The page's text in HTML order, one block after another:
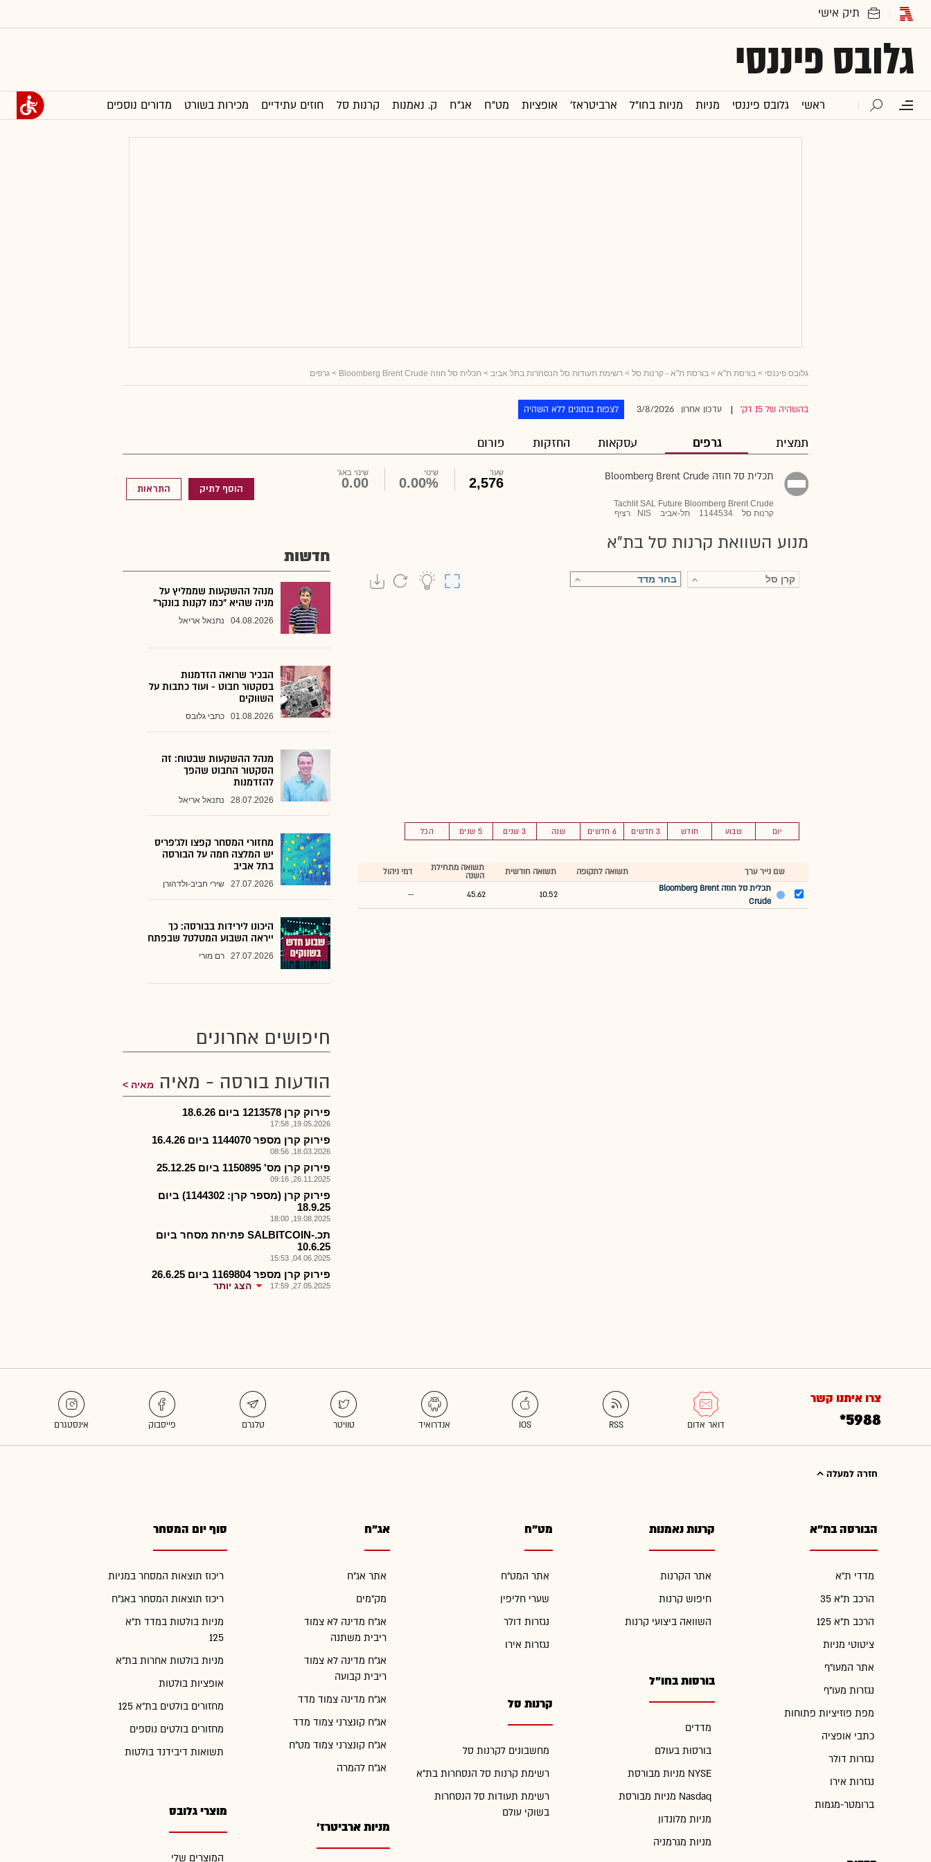
גלובס פיננסי
ראשי גלובס פיננסי מניות מניות בחו"ל ארביטראז' אופציות מט"ח אג"ח ק. נאמנות קרנות סל חוזים עתידיים מכירות בשורט מדורים נוספים
גלובס פיננסי > בורסת ת"א > בורסת ת"א - קרנות סל > רשימת תעודות סל הנסחרות בתל אביב > תכלית סל חוזה Bloomberg Brent Crude > גרפים
בהשהיה של 15 דק' עדכון אחרון 3/8/2026 לצפות בנתונים ללא השהיה
תמצית גרפים עסקאות החזקות פורום
תכלית סל חוזה Bloomberg Brent Crude
Tachlit SAL Future Bloomberg Brent Crude
קרנות סל
1144534 תל-אביב NIS רציף
שער
2,576
שינוי
0.00%
שינוי באג'
0.00 הוסף לתיק התראות
מנוע השוואת קרנות סל בת"א
יום שבוע חודש 3 חדשים 6 חדשים שנה 3 שנים 5 שנים הכל
שם נייר ערך תשואה לתקופה תשואה חודשית
תשואה מתחילת
השנה
דמי ניהול
תכלית סל חוזה Bloomberg Brent
Crude
10.52
45.62
--
חדשות
מנהל ההשקעות שממליץ על
מניה שהיא "כמו לקנות בונקר"
04.08.2026 נתנאל אריאל
הבכיר שרואה הזדמנות
בסקטור חבוט - ועוד כתבות על
השווקים
01.08.2026 כתבי גלובס
מנהל ההשקעות שבטוח: זה
הסקטור החבוט שהפך
להזדמנות
28.07.2026 נתנאל אריאל
מחזורי המסחר קפצו ולג'פריס
יש המלצה חמה על הבורסה
בתל אביב
27.07.2026 שירי חביב-ולדהורן
היכונו לירידות בבורסה: כך
ייראה השבוע המטלטל שבפתח
27.07.2026 רם מורי
חיפושים אחרונים
הודעות בורסה - מאיה
מאיה
פירוק קרן 1213578 ביום 18.6.26
19.05.2026, 17:58
פירוק קרן מספר 1144070 ביום 16.4.26
18.03.2026, 08:56
פירוק קרן מס' 1150895 ביום 25.12.25
26.11.2025, 09:16
פירוק קרן (מספר קרן: 1144302) ביום
18.9.25
19.08.2025, 18:00
תכ.-SALBITCOIN פתיחת מסחר ביום
10.6.25
04.06.2025, 15:53
פירוק קרן מספר 1169804 ביום 26.6.25
27.05.2025, 17:59 הצג יותר
צרו איתנו קשר
*5988
חזרה למעלה
הבורסה בת"א
מדדי ת"א
הרכב ת"א 35
הרכב ת"א 125
ציטוטי מניות
אתר המעו"ף
נגזרות מעו"ף
מפת פוזיציות פתוחות
כתבי אופציה
נגזרות דולר
נגזרות אירו
ברומטר-מגמות
קרנות נאמנות
אתר הקרנות
חיפוש קרנות
השוואה ביצועי קרנות
בורסות בחו"ל
מדדים
בורסות בעולם
מניות מבורסת NYSE
מניות מבורסת Nasdaq
מניות מלונדון
מניות מגרמניה
מט"ח
אתר המט"ח
שערי חליפין
נגזרות דולר
נגזרות אירו
קרנות סל
מחשבונים לקרנות סל
רשימת קרנות סל הנסחרות בת"א
רשימת תעודות סל הנסחרות
בשוקי עולם
אג"ח
אתר אג"ח
מק"מים
אג"ח מדינה לא צמוד
ריבית משתנה
אג"ח מדינה לא צמוד
ריבית קבועה
אג"ח מדינה צמוד מדד
אג"ח קונצרני צמוד מדד
אג"ח קונצרני צמוד מט"ח
אג"ח להמרה
מניות ארביטרז'
סוף יום המסחר
ריכוז תוצאות המסחר במניות
ריכוז תוצאות המסחר באג"ח
מניות בולטות במדד ת"א
125
מניות בולטות אחרות בת"א
אופציות בולטות
מחזורים בולטים בת"א 125
מחזורים בולטים נוספים
תשואות דיבידנד בולטות
מוצרי גלובס
המוצרים שלי